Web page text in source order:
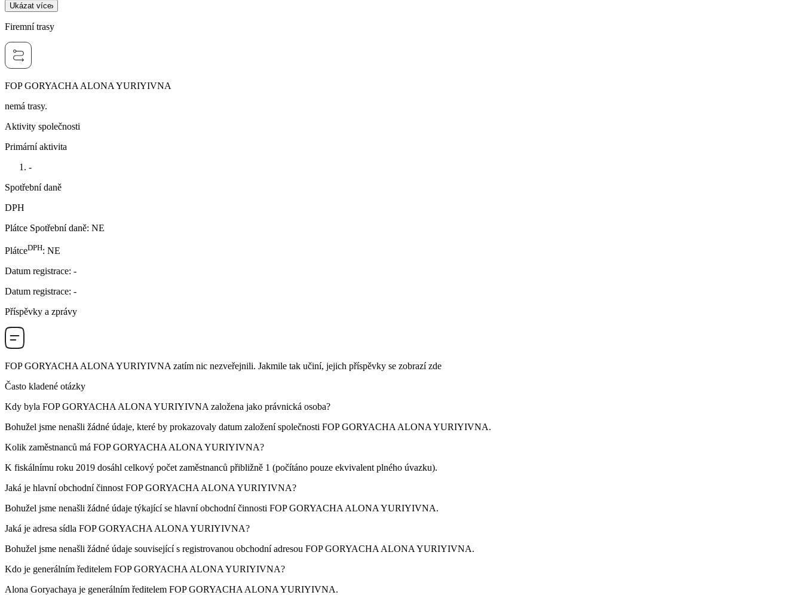
Ukázat více
Firemní trasy
FOP GORYACHA ALONA YURIYIVNA
nemá trasy.
Aktivity společnosti
Primární aktivita
-
Spotřební daně
DPH
Plátce Spotřební daně: NE
PlátceDPH: NE
Datum registrace: -
Datum registrace: -
Příspěvky a zprávy
FOP GORYACHA ALONA YURIYIVNA zatím nic nezveřejnili. Jakmile tak učiní, jejich příspěvky se zobrazí zde
Často kladené otázky
Kdy byla FOP GORYACHA ALONA YURIYIVNA založena jako právnická osoba?
Bohužel jsme nenašli žádné údaje, které by prokazovaly datum založení společnosti FOP GORYACHA ALONA YURIYIVNA.
Kolik zaměstnanců má FOP GORYACHA ALONA YURIYIVNA?
K fiskálnímu roku 2019 dosáhl celkový počet zaměstnanců přibližně 1 (počítáno pouze ekvivalent plného úvazku).
Jaká je hlavní obchodní činnost FOP GORYACHA ALONA YURIYIVNA?
Bohužel jsme nenašli žádné údaje týkající se hlavní obchodní činnosti FOP GORYACHA ALONA YURIYIVNA.
Jaká je adresa sídla FOP GORYACHA ALONA YURIYIVNA?
Bohužel jsme nenašli žádné údaje související s registrovanou obchodní adresou FOP GORYACHA ALONA YURIYIVNA.
Kdo je generálním ředitelem FOP GORYACHA ALONA YURIYIVNA?
Alona Goryachaya je generálním ředitelem FOP GORYACHA ALONA YURIYIVNA.